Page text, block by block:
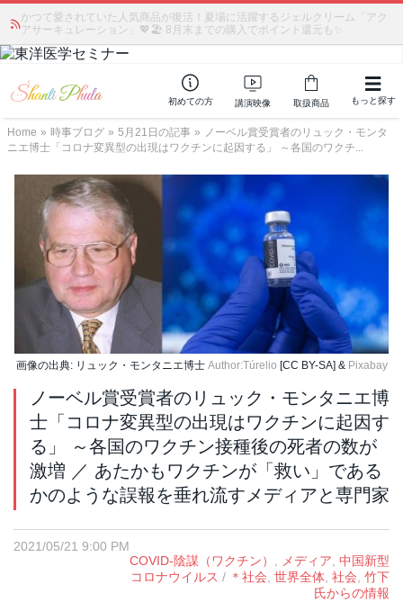
かつて愛されていた人気商品が復活！夏場に活躍するジェルクリーム「アク
アサーキュレーション」💖🏖️ 8月末までの購入でポイント還元も✨
初めての方 講演映像 取扱商品 もっと探す
Home » 時事ブログ » 5月21日の記事 » ノーベル賞受賞者のリュック・モンタ
ニエ博士「コロナ変異型の出現はワクチンに起因する」 ～各国のワクチ...
画像の出典: リュック・モンタニエ博士 Author:Túrelio [CC BY-SA] & Pixabay
ノーベル賞受賞者のリュック・モンタニエ博
士「コロナ変異型の出現はワクチンに起因す
る」 ～各国のワクチン接種後の死者の数が
激増 ／ あたかもワクチンが「救い」である
かのような誤報を垂れ流すメディアと専門家
2021/05/21 9:00 PM
COVID-陰謀（ワクチン） , メディア, 中国新型
コロナウイルス / ＊社会, 世界全体, 社会, 竹下
氏からの情報